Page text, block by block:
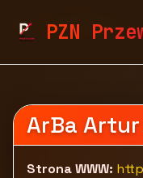
PZN
pzn.malopolska.pl
ArBa
Strona WWW: